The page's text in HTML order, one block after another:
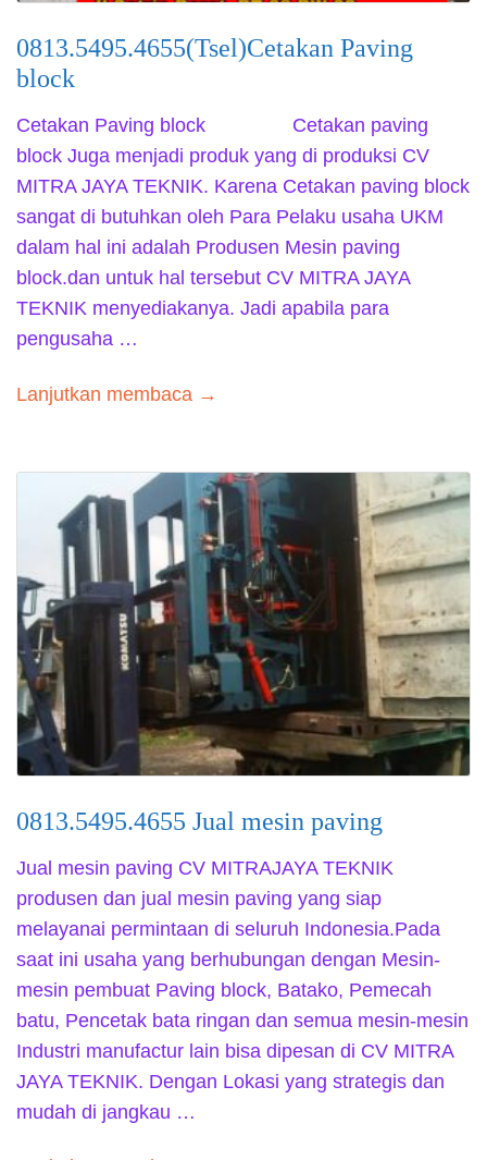
0813.5495.4655(Tsel)Cetakan Paving
block
Cetakan Paving block Cetakan paving
block Juga menjadi produk yang di produksi CV
MITRA JAYA TEKNIK. Karena Cetakan paving block
sangat di butuhkan oleh Para Pelaku usaha UKM
dalam hal ini adalah Produsen Mesin paving
block.dan untuk hal tersebut CV MITRA JAYA
TEKNIK menyediakanya. Jadi apabila para
pengusaha …
Lanjutkan membaca →
0813.5495.4655 Jual mesin paving
Jual mesin paving CV MITRAJAYA TEKNIK
produsen dan jual mesin paving yang siap
melayanai permintaan di seluruh Indonesia.Pada
saat ini usaha yang berhubungan dengan Mesin-
mesin pembuat Paving block, Batako, Pemecah
batu, Pencetak bata ringan dan semua mesin-mesin
Industri manufactur lain bisa dipesan di CV MITRA
JAYA TEKNIK. Dengan Lokasi yang strategis dan
mudah di jangkau …